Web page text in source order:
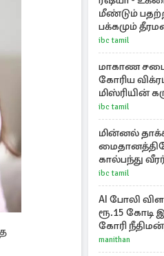
மீண்டும்
பக்கமும்
தாக்குதல்கள்
ibc tamil
மாகாண
கோரிய
மிஸ்ரியின்
ஊடக பிரிவால்
ibc tamil
மின்னல்
கால்பந்து
அதிர்ச்சியில்
ibc tamil
AI போலி
ரூ.15 கோடி
கோரி
நடிகை
manithan